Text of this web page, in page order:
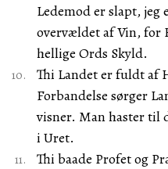
Ledemod er slapt,
overvældet af Vin, for
hellige Ords Skyld.
Thi Landet er fuldt af
Forbandelse sørger
visner. Man haster til
i Uret.
Thi baade Profet og